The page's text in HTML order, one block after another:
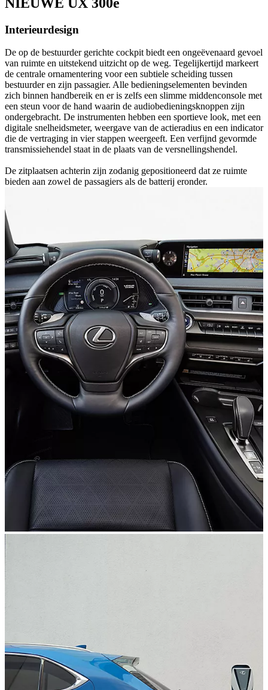
Interieurdesign
De op de bestuurder gerichte cockpit biedt een ongeëvenaard gevoel
van ruimte en uitstekend uitzicht op de weg. Tegelijkertijd markeert
de centrale ornamentering voor een subtiele scheiding tussen
bestuurder en zijn passagier. Alle bedieningselementen bevinden
zich binnen handbereik en er is zelfs een slimme middenconsole met
een steun voor de hand waarin de audiobedieningsknoppen zijn
ondergebracht. De instrumenten hebben een sportieve look, met een
digitale snelheidsmeter, weergave van de actieradius en een indicator
die de vertraging in vier stappen weergeeft. Een verfijnd gevormde
transmissiehendel staat in de plaats van de versnellingshendel.
De zitplaatsen achterin zijn zodanig gepositioneerd dat ze ruimte
bieden aan zowel de passagiers als de batterij eronder.